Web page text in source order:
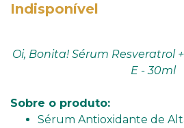
Indisponível
Oi, Bonita! Sérum Resveratrol
E - 30ml
Sobre o produto:
Sérum Antioxidante de